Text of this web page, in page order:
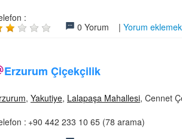
:
0 Yorum | Yorum eklemek
Erzurum Çiçekçilik
, Yakutiye, Lalapaşa Mahallesi, Cennet
: +90 442 233 10 65 (78 arama)